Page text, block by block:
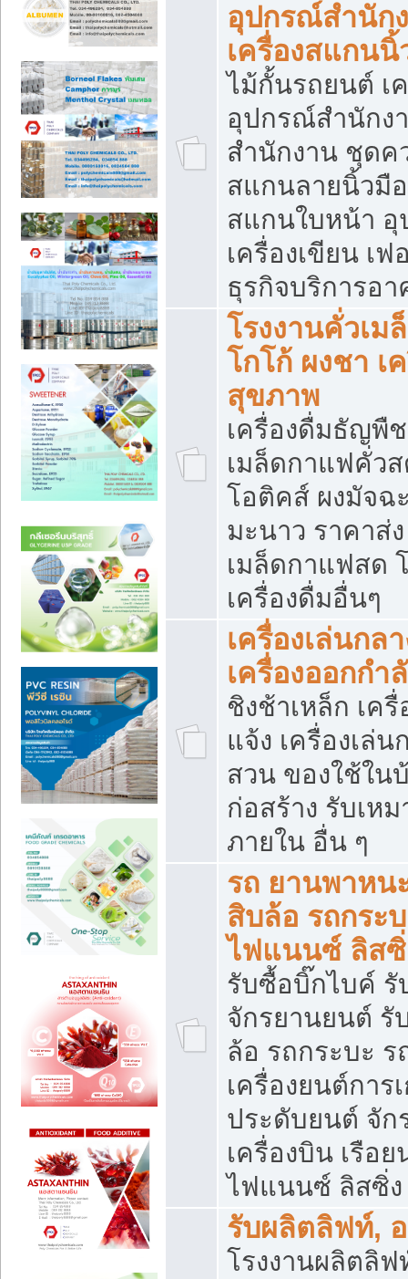
อุปกรณ์สำนัก
เครื่องสแกนนิ้
ไม้กั้นรถยนต์ เ
อุปกรณ์สำนักง
สำนักงาน ชุดค
สแกนลายนิ้วมื
สแกนใบหน้า
เครื่องเขียน เ
ธุรกิจบริการอ
โรงงานคั่วเม
โกโก้ ผงชา เ
สุขภาพ
เครื่องดื่มธัญพื
เมล็ดกาแฟคั่ว
โอติคส์ ผงมัจฉ
มะนาว ราคาส่
เมล็ดกาแฟสด
เครื่องดื่มอื่นๆ
เครื่องเล่นกล
เครื่องออกกำ
ชิงช้าเหล็ก เค
แจ้ง เครื่องเล่น
สวน ของใช้ใน
ก่อสร้าง รับเห
ภายใน อื่น ๆ
รถ ยานพาหน
สิบล้อ รถกระ
ไฟแนนซ์ ลิส
รับซื้อบิ๊กไบค์
จักรยานยนต์ รั
ล้อ รถกระบะ
เครื่องยนต์การ
ประดับยนต์ จัก
เครื่องบิน เรือ
ไฟแนนซ์ ลิสซิ่ง
รับผลิตลิฟท์,
โรงงานผลิตลิ